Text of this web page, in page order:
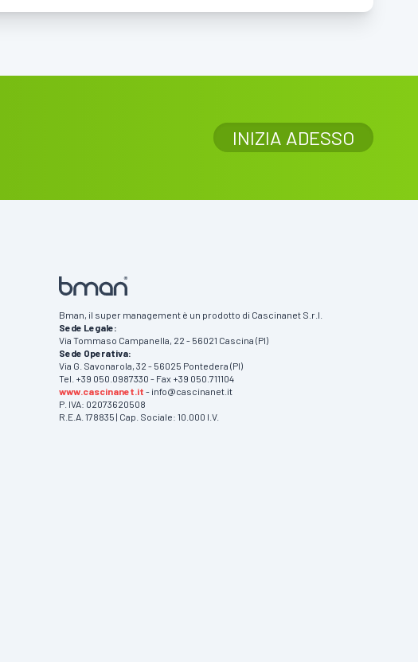
INIZIA ADESSO
Bman, il super management è un prodotto di Cascinanet S.r.l.
Sede Legale:
Via Tommaso Campanella, 22 - 56021 Cascina (PI)
Sede Operativa:
Via G. Savonarola, 32 - 56025 Pontedera (PI)
Tel. +39 050.0987330 - Fax +39 050.711104
www.cascinanet.it - info@cascinanet.it
P. IVA: 02073620508
R.E.A. 178835 | Cap. Sociale: 10.000 I.V.